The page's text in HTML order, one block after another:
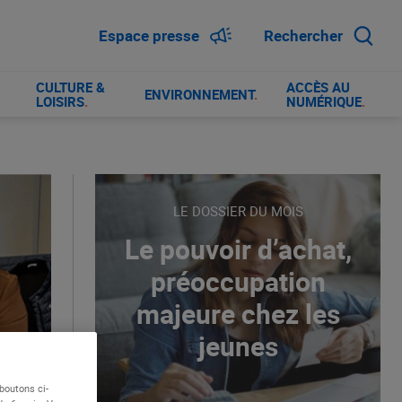
Espace presse Rechercher
CULTURE &
LOISIRS. ENVIRONNEMENT.
ACCÈS AU
NUMÉRIQUE.
LE DOSSIER DU MOIS
Le pouvoir d’achat,
préoccupation
majeure chez les
jeunes
ci-